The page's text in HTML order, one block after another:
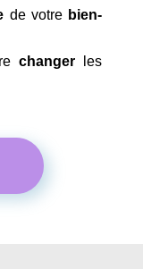
de votre bien-
changer les